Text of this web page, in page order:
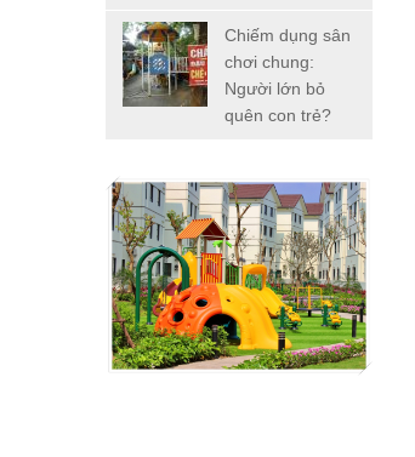
Chiếm dụng sân
chơi chung:
Người lớn bỏ
quên con trẻ?